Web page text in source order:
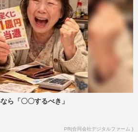
ら「〇〇するべき」
PR(合同会社デジタルファーム )